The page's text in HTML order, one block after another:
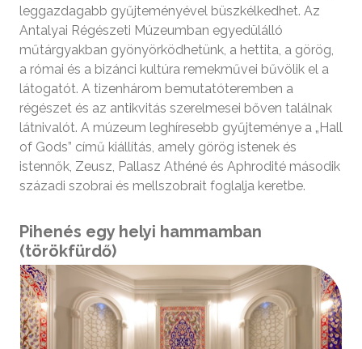
leggazdagabb gyűjteményével büszkélkedhet. Az
Antalyai Régészeti Múzeumban egyedülálló
műtárgyakban gyönyörködhetünk, a hettita, a görög,
a római és a bizánci kultúra remekművei bűvölik el a
látogatót. A tizenhárom bemutatóteremben a
régészet és az antikvitás szerelmesei bőven találnak
látnivalót. A múzeum leghíresebb gyűjteménye a „Hall
of Gods” című kiállítás, amely görög istenek és
istennők, Zeusz, Pallasz Athéné és Aphrodité második
századi szobrai és mellszobrait foglalja keretbe.
Pihenés egy helyi hammamban
(törökfürdő)